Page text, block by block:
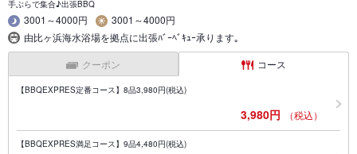
手ぶらで集合♪出張BBQ
3001～4000円
3001～4000円
由比ヶ浜海水浴場を拠点に出張ﾊﾞｰﾍﾞｷｭｰ承ります｡
クーポン コース
【BBQEXPRES定番コース】8品3,980円(税込)
3,980円 （税込）
【BBQEXPRES満足コース】9品4,480円(税込)